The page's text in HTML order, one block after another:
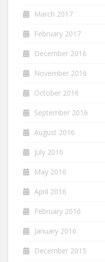
March 2017
February 2017
December 2016
November 2016
October 2016
September 2016
August 2016
July 2016
May 2016
April 2016
February 2016
January 2016
December 2015